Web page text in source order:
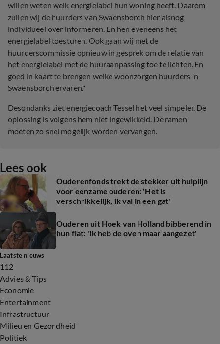
willen weten welk energielabel hun woning heeft. Daarom
zullen wij de huurders van Swaensborch hier alsnog
individueel over informeren. En hen eveneens het
energielabel toesturen. Ook gaan wij met de
huurderscommissie opnieuw in gesprek om de relatie van
het energielabel met de huuraanpassing toe te lichten. En
goed in kaart te brengen welke woonzorgen huurders in
Swaensborch ervaren."
Desondanks ziet energiecoach Tessel het veel simpeler. De
oplossing is volgens hem niet ingewikkeld. De ramen
moeten zo snel mogelijk worden vervangen.
Lees ook
Ouderenfonds trekt de stekker uit hulplijn
voor eenzame ouderen: 'Het is
verschrikkelijk, ik val in een gat'
Ouderen uit Hoek van Holland bibberend in
hun flat: 'Ik heb de oven maar aangezet'
Laatste nieuws
112
Advies & Tips
Economie
Entertainment
Infrastructuur
Milieu en Gezondheid
Politiek